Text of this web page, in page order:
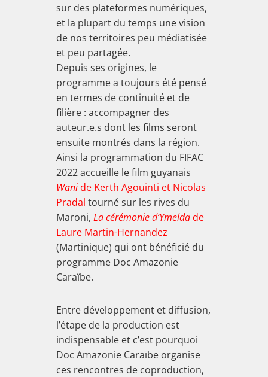
sur des plateformes numériques,
et la plupart du temps une vision
de nos territoires peu médiatisée
et peu partagée.
Depuis ses origines, le
programme a toujours été pensé
en termes de continuité et de
filière : accompagner des
auteur.e.s dont les films seront
ensuite montrés dans la région.
Ainsi la programmation du FIFAC
2022 accueille le film guyanais
Wanide Kerth Agouinti et Nicolas
Pradal tourné sur les rives du
Maroni, La cérémonie d’Ymelda de
Laure Martin-Hernandez
(Martinique) qui ont bénéficié du
programme Doc Amazonie
Caraïbe.
Entre développement et diffusion,
l’étape de la production est
indispensable et c’est pourquoi
Doc Amazonie Caraïbe organise
ces rencontres de coproduction,